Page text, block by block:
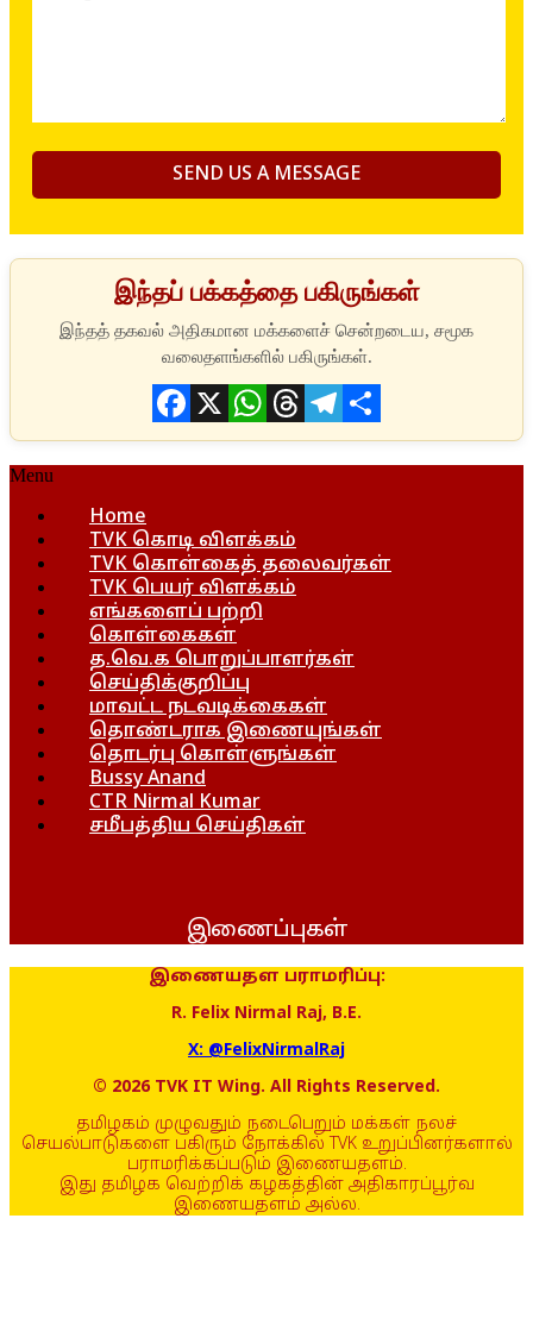
இந்தப் பக்கத்தை பகிருங்கள்
Facebook
X WhatsApp
ThreadsTelegram
Share
Menu
Home
TVK கொடி விளக்கம்
TVK கொள்கைத் தலைவர்கள்
TVK பெயர் விளக்கம்
எங்களைப் பற்றி
கொள்கைகள்
த.வெ.க பொறுப்பாளர்கள்
செய்திக்குறிப்பு
மாவட்ட நடவடிக்கைகள்
தொண்டராக இணையுங்கள்
தொடர்பு கொள்ளுங்கள்
Bussy Anand
CTR Nirmal Kumar
சமீபத்திய செய்திகள்
இணைப்புகள்
இணையதள பராமரிப்பு:
R. Felix Nirmal Raj, B.E.
X: @FelixNirmalRaj
© 2026 TVK IT Wing. All Rights Reserved.
தமிழகம் முழுவதும் நடைபெறும் மக்கள் நலச்
செயல்பாடுகளை பகிரும் நோக்கில் TVK உறுப்பினர்களால்
பராமரிக்கப்படும் இணையதளம்.
இது தமிழக வெற்றிக் கழகத்தின் அதிகாரப்பூர்வ
இணையதளம் அல்ல.